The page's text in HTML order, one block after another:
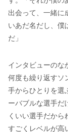
出会って、一緒に
いあだ名だし、僕
だ」
インタビューのな
何度も繰り返すソ
手からひとりを選
ーバブルな選手だ
くいい選手だから
すごくレベルが高